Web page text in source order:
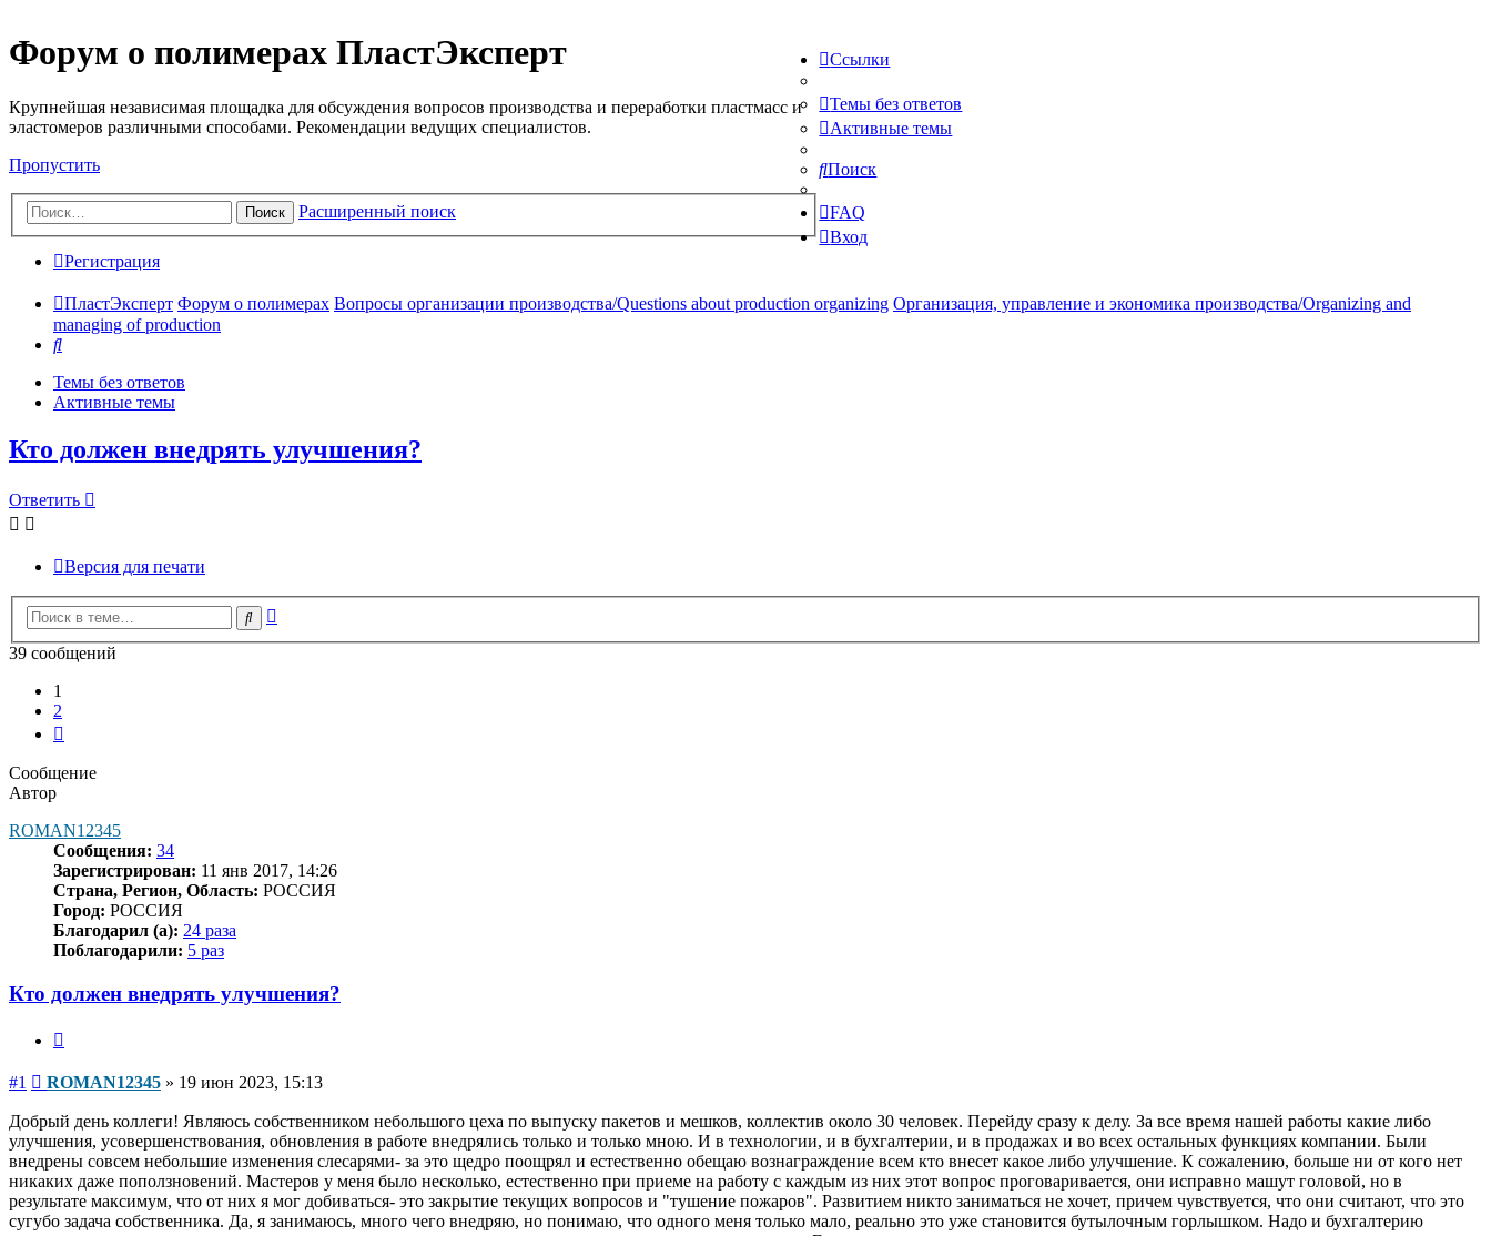
Форум о полимерах ПластЭксперт
Крупнейшая независимая площадка для обсуждения вопросов производства и переработки пластмасс и
эластомеров различными способами. Рекомендации ведущих специалистов.
Пропустить
Поиск Расширенный поиск
Ссылки
Темы без ответов
Активные темы
Поиск
FAQ
Вход
Регистрация
ПластЭксперт Форум о полимерах Вопросы организации производства/Questions about production organizing Организация, управление и экономика производства/Organizing and
managing of production
Поиск
Темы без ответов
Активные темы
Кто должен внедрять улучшения?
Ответить
Версия для печати
Поиск
39 сообщений
1
2
Сообщение
Автор
ROMAN12345
Сообщения: 34
Зарегистрирован: 11 янв 2017, 14:26
Страна, Регион, Область: РОССИЯ
Город: РОССИЯ
Благодарил (а): 24 раза
Поблагодарили: 5 раз
Кто должен внедрять улучшения?
#1 Сообщение
ROMAN12345 » 19 июн 2023, 15:13
Добрый день коллеги! Являюсь собственником небольшого цеха по выпуску пакетов и мешков, коллектив около 30 человек. Перейду сразу к делу. За все время нашей работы какие либо
улучшения, усовершенствования, обновления в работе внедрялись только и только мною. И в технологии, и в бухгалтерии, и в продажах и во всех остальных функциях компании. Были
внедрены совсем небольшие изменения слесарями- за это щедро поощрял и естественно обещаю вознаграждение всем кто внесет какое либо улучшение. К сожалению, больше ни от кого нет
никаких даже поползновений. Мастеров у меня было несколько, естественно при приеме на работу с каждым из них этот вопрос проговаривается, они исправно машут головой, но в
результате максимум, что от них я мог добиваться- это закрытие текущих вопросов и "тушение пожаров". Развитием никто заниматься не хочет, причем чувствуется, что они считают, что это
сугубо задача собственника. Да, я занимаюсь, много чего внедряю, но понимаю, что одного меня только мало, реально это уже становится бутылочным горлышком. Надо и бухгалтерию